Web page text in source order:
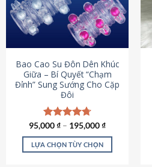
Bao Cao Su Đôn Dên Khúc
Giữa – Bí Quyết “Chạm
Đỉnh” Sung Sướng Cho Cặp
Đôi
Được xếp
hạng4.70
5 sao
95,000₫ – 195,000₫
LỰA CHỌN TÙY CHỌN